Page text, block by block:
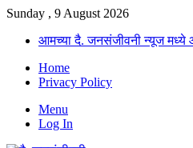
Sunday , 9 August 2026
आमच्या दै. जनसंजीवनी न्यूज मध्ये
Home
Privacy Policy
Menu
Log In